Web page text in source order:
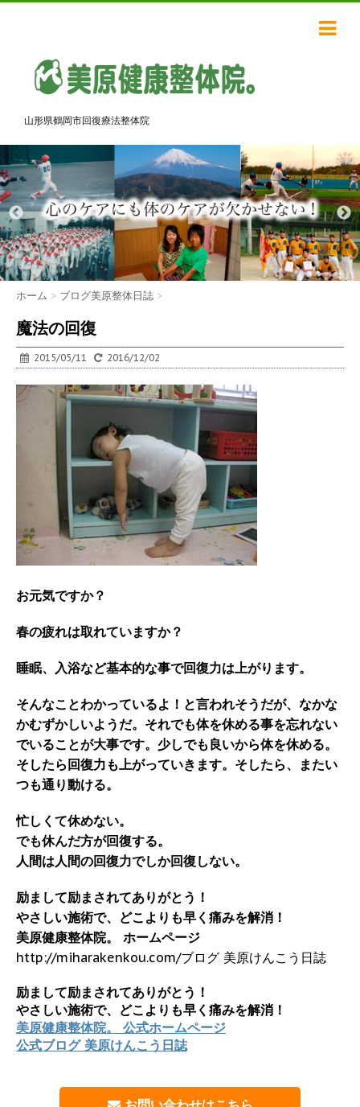
山形県鶴岡市回復療法整体院
ホーム > ブログ美原整体日誌 >
魔法の回復
2015/05/11 2016/12/02
お元気ですか？
春の疲れは取れていますか？
睡眠、入浴など基本的な事で回復力は上がります。
そんなことわかっているよ！と言われそうだが、なかな
かむずかしいようだ。それでも体を休める事を忘れない
でいることが大事です。少しでも良いから体を休める。
そしたら回復力も上がっていきます。そしたら、またい
つも通り動ける。
忙しくて休めない。
でも休んだ方が回復する。
人間は人間の回復力でしか回復しない。
励まして励まされてありがとう！
やさしい施術で、どこよりも早く痛みを解消！
美原健康整体院。 ホームページ
http://miharakenkou.com/ブログ 美原けんこう日誌
励まして励まされてありがとう！
やさしい施術で、どこよりも早く痛みを解消！
美原健康整体院。 公式ホームページ
公式ブログ 美原けんこう日誌